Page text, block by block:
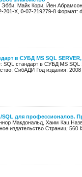
Майк Кори, Йен
201-X, 0-07-219279-8 Формат:
в СУБД MS SQL
SQL стандарт в СУБД MS
СибАДИ Год издания:
SQL для профессионалов.
Макдональд, Хаим Кац
издательство Страниц: